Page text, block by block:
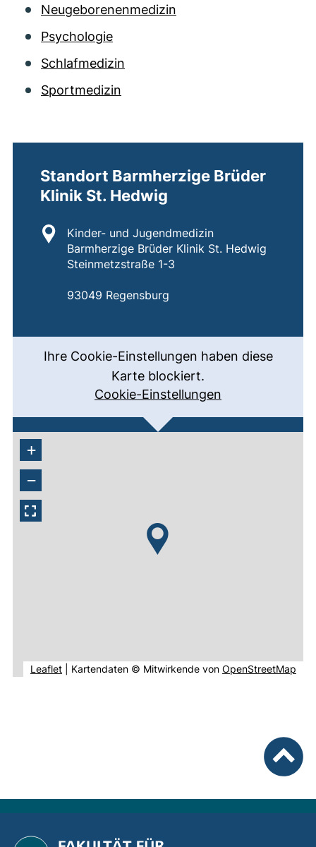
Neugeborenenmedizin
Psychologie
Schlafmedizin
Sportmedizin
Standort Barmherzige Brüder
Klinik St. Hedwig
Standort:
Kinder- und Jugendmedizin
Barmherzige Brüder Klinik St. Hedwig
Steinmetzstraße 1-3
93049 Regensburg
Ihre Cookie-Einstellungen haben diese
Karte blockiert.
Cookie-Einstellungen
+
−
Leaflet(externer Link, öffnet neues Fenster).
Kartendaten © Mitwirkende von OpenStreetMap